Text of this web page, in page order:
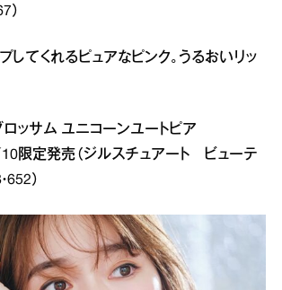
）
してくれるピュアなピンク。うるおいリッ
ロッサム ユニコーンユートピア
限定発売（ジルスチュアート ビューテ
652）